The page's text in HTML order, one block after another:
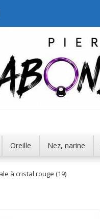
Oreille Nez, narine
à cristal rouge (19)